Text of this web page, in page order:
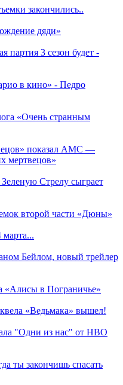
закончились..
дяди»
партия 3 сезон будет -
в кино» - Педро
«Очень странным
показал АМС —
мертвецов»
Стрелу сыграет
второй части «Дюны»
Бейлом, новый трейлер
«Алисы в Пограничье»
«Ведьмака» вышел!
"Одни из нас" от HBO
ты закончишь спасать